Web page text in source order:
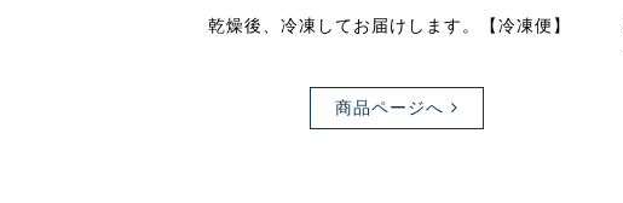
乾燥後、冷凍してお届けします。【冷凍便】
商品ページへ